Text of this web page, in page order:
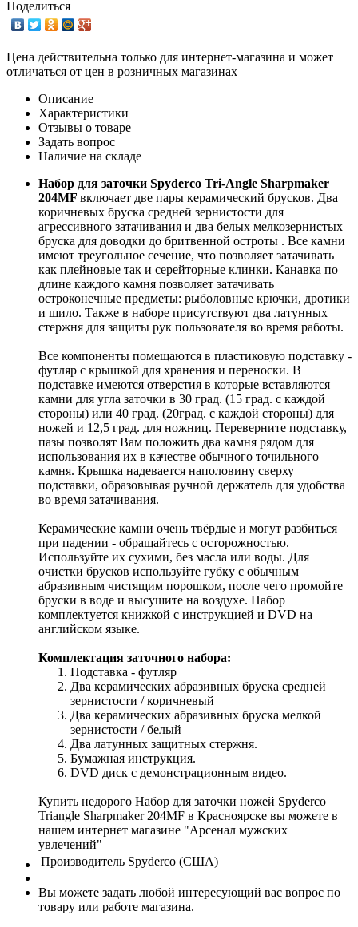
Поделиться
Цена действительна только для интернет-магазина и может
отличаться от цен в розничных магазинах
Описание
Характеристики
Отзывы о товаре
Задать вопрос
Наличие на складе
Набор для заточки Spyderco Tri-Angle Sharpmaker
204MF включает две пары керамический брусков. Два
коричневых бруска средней зернистости для
агрессивного затачивания и два белых мелкозернистых
бруска для доводки до бритвенной остроты . Все камни
имеют треугольное сечение, что позволяет затачивать
как плейновые так и серейторные клинки. Канавка по
длине каждого камня позволяет затачивать
остроконечные предметы: рыболовные крючки, дротики
и шило. Также в наборе присутствуют два латунных
стержня для защиты рук пользователя во время работы.
Все компоненты помещаются в пластиковую подставку -
футляр с крышкой для хранения и переноски. В
подставке имеются отверстия в которые вставляются
камни для угла заточки в 30 град. (15 град. с каждой
стороны) или 40 град. (20град. с каждой стороны) для
ножей и 12,5 град. для ножниц. Переверните подставку,
пазы позволят Вам положить два камня рядом для
использования их в качестве обычного точильного
камня. Крышка надевается наполовину сверху
подставки, образовывая ручной держатель для удобства
во время затачивания.
Керамические камни очень твёрдые и могут разбиться
при падении - обращайтесь с осторожностью.
Используйте их сухими, без масла или воды. Для
очистки брусков используйте губку с обычным
абразивным чистящим порошком, после чего промойте
бруски в воде и высушите на воздухе. Набор
комплектуется книжкой с инструкцией и DVD на
английском языке.
Комплектация заточного набора:
Подставка - футляр
Два керамических абразивных бруска средней
зернистости / коричневый
Два керамических абразивных бруска мелкой
зернистости / белый
Два латунных защитных стержня.
Бумажная инструкция.
DVD диск с демонстрационным видео.
Купить недорого Набор для заточки ножей Spyderco
Triangle Sharpmaker 204MF в Красноярске вы можете в
нашем интернет магазине "Арсенал мужских
увлечений"
Производитель Spyderco (США)
Вы можете задать любой интересующий вас вопрос по
товару или работе магазина.